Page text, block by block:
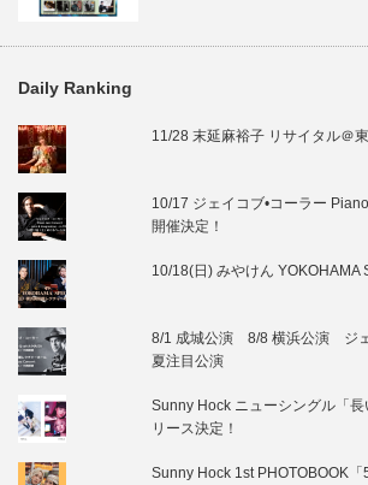
Daily Ranking
11/28 末延麻裕子 リサイタル＠
10/17 ジェイコブ•コーラー
開催決定！
10/18(日) みやけん YOKOHAMA
8/1 成城公演 8/8 横浜公演 ジ
夏注目公演
Sunny Hock ニューシングル「長
リース決定！
Sunny Hock 1st PHOTOBOOK